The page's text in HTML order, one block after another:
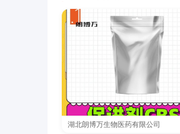
湖北朗博万生物医药有限公司